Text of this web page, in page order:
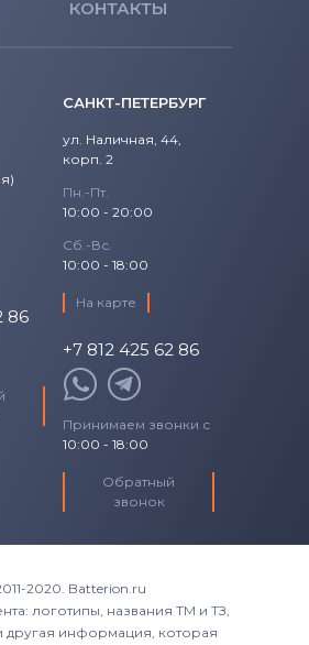
КОНТАКТЫ
86
САНКТ-ПЕТЕРБУРГ
ул. Наличная, 44,
корп. 2
Пн.-Пт.
10:00 - 20:00
Сб.-Вс.
10:00 - 18:00
На карте
+7 812 425 62 86
Принимаем звонки с
10:00 - 18:00
Обратный
звонок
2020. Batterion.ru
логотипы, названия ТМ и ТЗ,
другая информация, которая